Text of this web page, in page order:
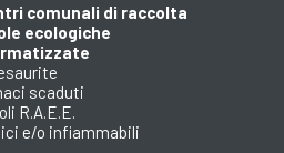
comunali di raccolta
ecologiche
scaduti
R.A.E.E.
e/o infiammabili